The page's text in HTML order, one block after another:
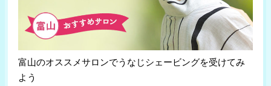
富山のオススメサロンでうなじシェービングを受けてみ
よう